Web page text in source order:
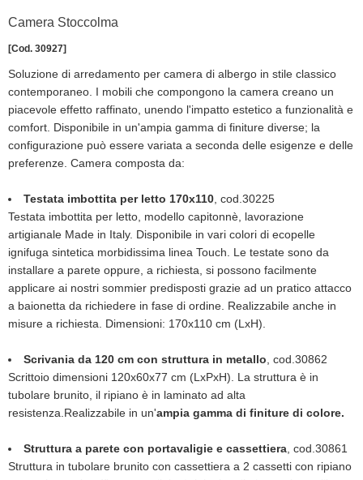
Camera Stoccolma
[Cod. 30927]
Soluzione di arredamento per camera di albergo in stile classico
contemporaneo. I mobili che compongono la camera creano un
piacevole effetto raffinato, unendo l'impatto estetico a funzionalità e
comfort. Disponibile in un'ampia gamma di finiture diverse; la
configurazione può essere variata a seconda delle esigenze e delle
preferenze. Camera composta da:
Testata imbottita per letto 170x110, cod.30225
Testata imbottita per letto, modello capitonnè, lavorazione
artigianale Made in Italy. Disponibile in vari colori di ecopelle
ignifuga sintetica morbidissima linea Touch. Le testate sono da
installare a parete oppure, a richiesta, si possono facilmente
applicare ai nostri sommier predisposti grazie ad un pratico attacco
a baionetta da richiedere in fase di ordine. Realizzabile anche in
misure a richiesta. Dimensioni: 170x110 cm (LxH).
Scrivania da 120 cm con struttura in metallo, cod.30862
Scrittoio dimensioni 120x60x77 cm (LxPxH). La struttura è in
tubolare brunito, il ripiano è in laminato ad alta
resistenza.Realizzabile in un'ampia gamma di finiture di colore.
Struttura a parete con portavaligie e cassettiera, cod.30861
Struttura in tubolare brunito con cassettiera a 2 cassetti con ripiano